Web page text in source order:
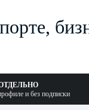
и без подписки